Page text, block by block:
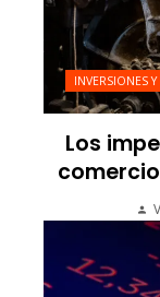
INVERSIONES
Los